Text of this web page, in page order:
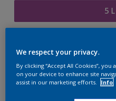
5 L
We respect your privacy.
By clicking “Accept All Cookies”,
on your device to enhance site
assist in our marketing efforts.
Info